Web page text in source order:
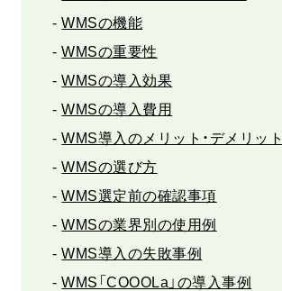
WMSの機能
WMSの重要性
WMSの導入効果
WMSの導入費用
WMS導入のメリット・デメリット
WMSの選び方
WMS選定前の確認事項
WMSの業界別の使用例
WMS導入の失敗事例
WMS「COOOLa」の導入事例